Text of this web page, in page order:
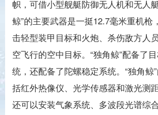
帜，可借小型舰艇防御无人机和无人
鲸”的主要武器是一挺12.7毫米重机枪
击轻型装甲目标和火炮、杀伤敌方人
空飞行的空中目标。“独角鲸”配备了
统，还配备了陀螺稳定系统。“独角鲸
括红外热像仪、光学传感器和激光测
还可以安装气象系统、多波段光谱综